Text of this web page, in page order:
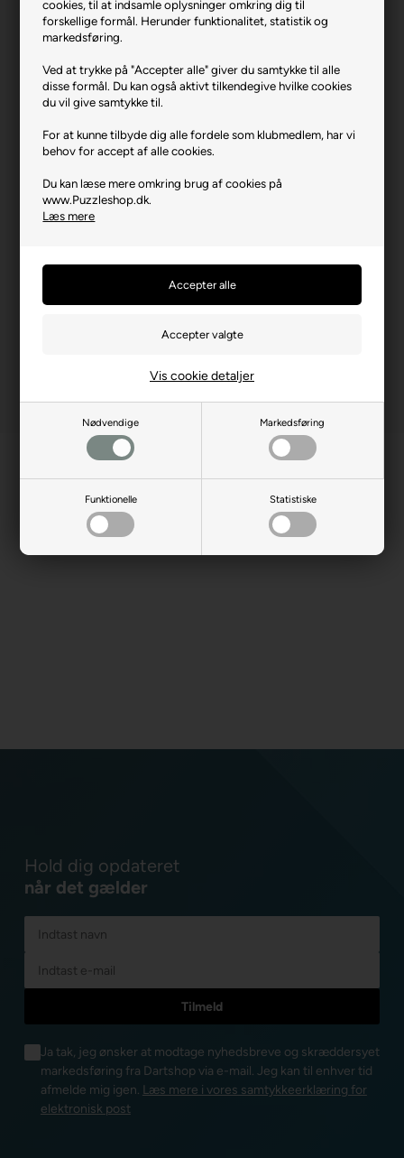
cookies, til at indsamle oplysninger omkring dig til
forskellige formål. Herunder funktionalitet, statistik og
markedsføring.
Ved at trykke på "Accepter alle" giver du samtykke til alle
disse formål. Du kan også aktivt tilkendegive hvilke cookies
du vil give samtykke til.
For at kunne tilbyde dig alle fordele som klubmedlem, har vi
behov for accept af alle cookies.
Du kan læse mere omkring brug af cookies på
www.Puzzleshop.dk.
Læs mere
Nødvendige Markedsføring
Funktionelle Statistiske
Vis cookie detaljer
Varenr.: 0921-72056
Producent
Antal brikker
1000
Længde i cm (ca.)
Bredde i cm (ca.)
49
Brikstørrelse i cm² (ca.)
Kunstner
Allison Lee
Producentadresse
Producent hjemmeside
masterpiecesinc.com
Advarsler
Hold dig opdateret
når det gælder
Ja tak, jeg ønsker at modtage nyhedsbreve og skræddersyet
markedsføring fra Dartshop via e-mail. Jeg kan til enhver tid
afmelde mig igen. Læs mere i vores samtykkeerklæring for
elektronisk post